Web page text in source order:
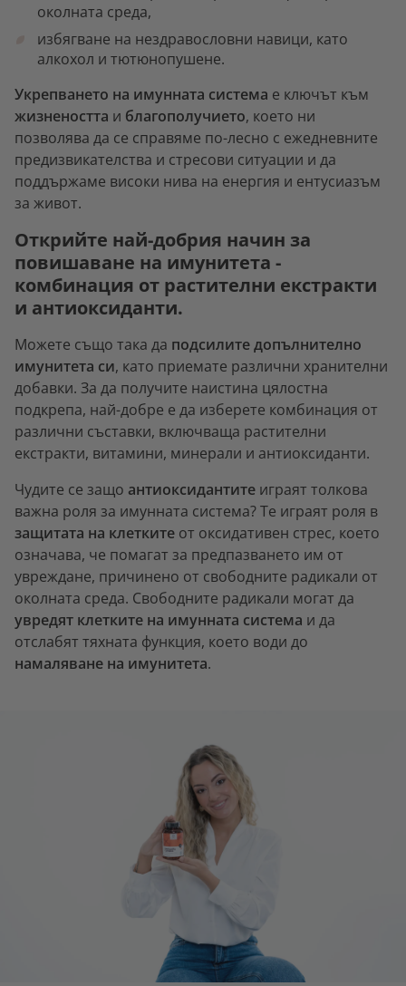
околната среда,
избягване на нездравословни навици, като
алкохол и тютюнопушене.
Укрепването на имунната система е ключът към
жизнеността и благополучието, което ни
позволява да се справяме по-лесно с ежедневните
предизвикателства и стресови ситуации и да
поддържаме високи нива на енергия и ентусиазъм
за живот.
Открийте най-добрия начин за
повишаване на имунитета -
комбинация от растителни екстракти
и антиоксиданти.
Можете също така да подсилите допълнително
имунитета си, като приемате различни хранителни
добавки. За да получите наистина цялостна
подкрепа, най-добре е да изберете комбинация от
различни съставки, включваща растителни
екстракти, витамини, минерали и антиоксиданти.
Чудите се защо антиоксидантите играят толкова
важна роля за имунната система? Те играят роля в
защитата на клетките от оксидативен стрес, което
означава, че помагат за предпазването им от
увреждане, причинено от свободните радикали от
околната среда. Свободните радикали могат да
увредят клетките на имунната система и да
отслабят тяхната функция, което води до
намаляване на имунитета.